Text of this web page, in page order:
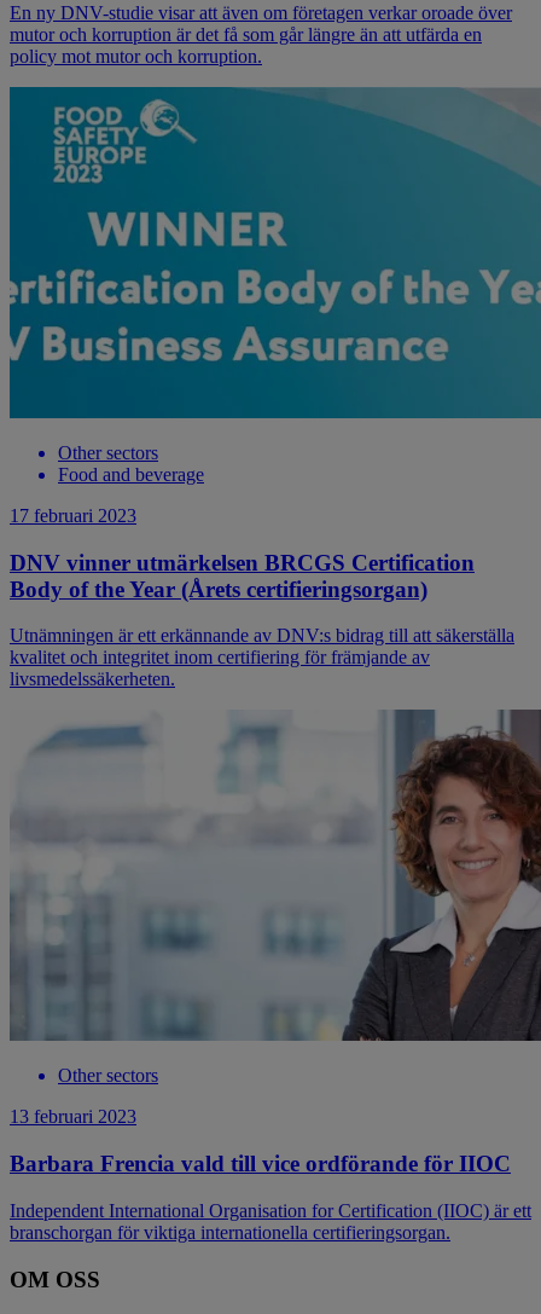
En ny DNV-studie visar att även om företagen verkar oroade över
mutor och korruption är det få som går längre än att utfärda en
policy mot mutor och korruption.
Other sectors
Food and beverage
17 februari 2023
DNV vinner utmärkelsen BRCGS Certification
Body of the Year (Årets certifieringsorgan)
Utnämningen är ett erkännande av DNV:s bidrag till att säkerställa
kvalitet och integritet inom certifiering för främjande av
livsmedelssäkerheten.
Other sectors
13 februari 2023
Barbara Frencia vald till vice ordförande för IIOC
Independent International Organisation for Certification (IIOC) är ett
branschorgan för viktiga internationella certifieringsorgan.
OM OSS